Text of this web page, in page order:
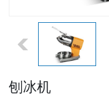
刨冰机